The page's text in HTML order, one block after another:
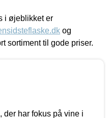
i øjeblikket er
og
sortiment til gode priser.
der har fokus på vine i